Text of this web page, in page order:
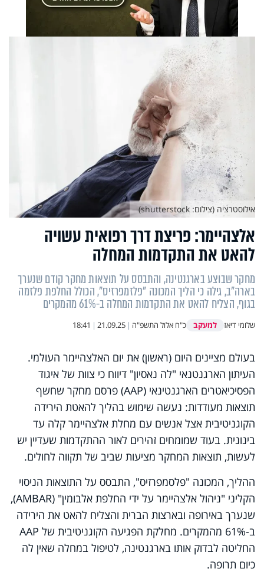
אלצהיימר: פריצת דרך רפואית עשויה
להאט את התקדמות המחלה
מחקר שבוצע בארגנטינה, והתבסס על תוצאות מחקר קודם שנערך
בארה"ב, גילה כי הליך המכונה "פלזמפרזיס", הכולל החלפת פלזמה
בגוף, הצליח להאט את התקדמות המחלה ב-61% מהמקרים
שלומי דיאז למעקב כ"ח אלול התשפ"ה |
21.09.25
|
18:41
אילוסטרציה (צילום: shutterstock)
בעולם מציינים היום (ראשון) את יום האלצהיימר העולמי.
העיתון הארגנטנאי "לה נאסיון" דיווח כי צוות של איגוד
הפסיכיאטרים הארגנטינאי (AAP) פרסם מחקר שחשף
תוצאות מעודדות: נעשה שימוש בהליך להאטת הירידה
הקוגניטיבית אצל אנשים עם מחלת אלצהיימר קלה עד
בינונית. בעוד שמומחים זהירים לאור ההתקדמות שעדיין יש
לעשות, תוצאות המחקר מציעות שביב של תקווה לחולים.
ההליך, המכונה "פלסמפרזיס", התבסס על התוצאות הניסוי
הקליני "ניהול אלצהיימר על ידי החלפת אלבומין" (AMBAR
),
שנערך באירופה ובארצות הברית והצליח להאט את הירידה
ב-61% מהמקרים. מחלקת הפגיעה הקוגניטיבית של
AAP
החליטה לבדוק אותו בארגנטינה, לטיפול במחלה שאין לה
כיום תרופה.